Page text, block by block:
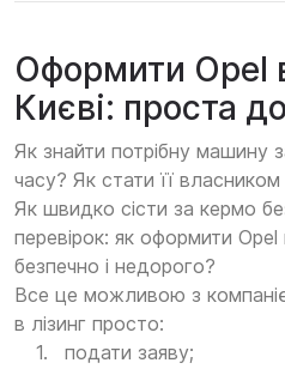
Оформити Opel
Києві: проста
Як знайти потрібну машину
часу? Як стати її
Як швидко сісти за кермо
перевірок: як оформити
безпечно і недорого?
Все це можливою з
в лізинг просто:
подати заяву;